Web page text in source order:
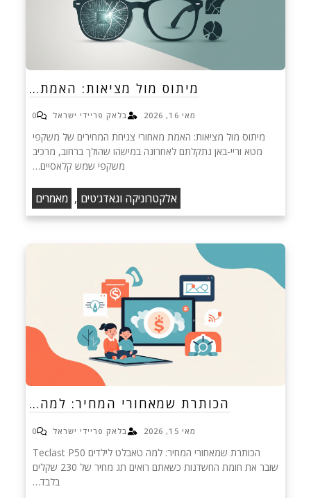
מיתוס מול מציאות: האמת…
מאי 16, 2026 בלאק פריידי ישראל 0
מיתוס מול מציאות: האמת מאחורי צניחת המחירים של משקפי
מטא וריי-באן נתקלתם לאחרונה במישהו שהולך ברחוב, מרכיב
משקפי שמש קלאסיים…
אלקטרוניקה וגאדג'טים , מאמרים
הכותרת שמאחורי המחיר: למה…
מאי 15, 2026 בלאק פריידי ישראל 0
הכותרת שמאחורי המחיר: למה טאבלט לילדים Teclast P50
שובר את חומת החשדנות כשאתם רואים תג מחיר של 230 שקלים
בלבד…